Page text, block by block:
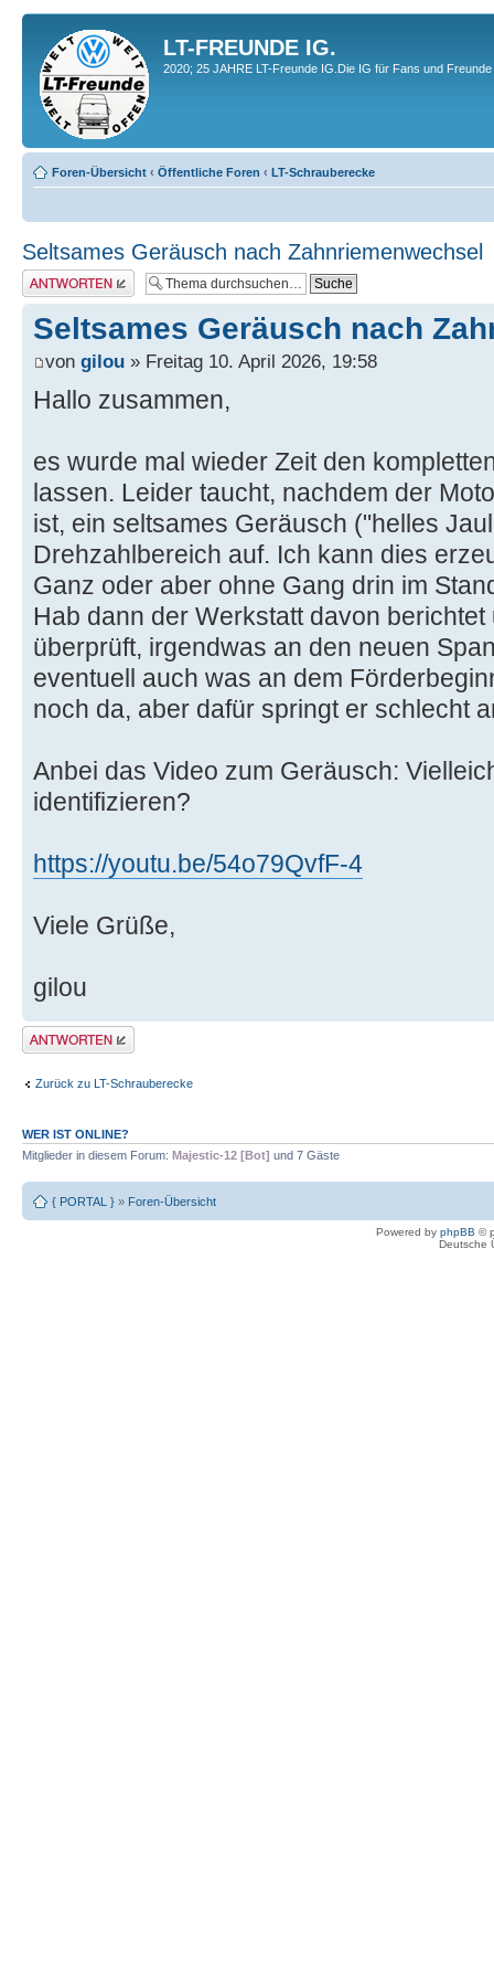
LT-FREUNDE IG.
2020; 25 JAHRE LT-Freunde IG.Die IG für Fans und
Foren-Übersicht ‹ Öffentliche Foren ‹ LT-Schrauberecke
Seltsames Geräusch nach Zahnriemenwechsel
Antwort erstellen
Seltsames Geräusch nach
von gilou » Freitag 10. April 2026, 19:58
Hallo zusammen,
es wurde mal wieder Zeit den
lassen. Leider taucht, nachdem der
ist, ein seltsames Geräusch ("helles
Drehzahlbereich auf. Ich kann dies
Ganz oder aber ohne Gang drin im
Hab dann der Werkstatt davon
überprüft, irgendwas an den neuen
eventuell auch was an dem
noch da, aber dafür springt er schlecht
Anbei das Video zum Geräusch:
identifizieren?
https://youtu.be/54o79QvfF-4
Viele Grüße,
gilou
Antwort erstellen
Zurück zu LT-Schrauberecke
WER IST ONLINE?
Mitglieder in diesem Forum: Majestic-12 [Bot] und 7 Gäste
{ PORTAL } » Foren-Übersicht
Powered by phpBB ©
Deutsche